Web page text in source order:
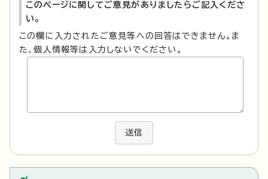
このページに関してご意見がありましたらご記入くださ
い。
この欄に入力されたご意見等への回答はできません。ま
た、個人情報等は入力しないでください。
送信